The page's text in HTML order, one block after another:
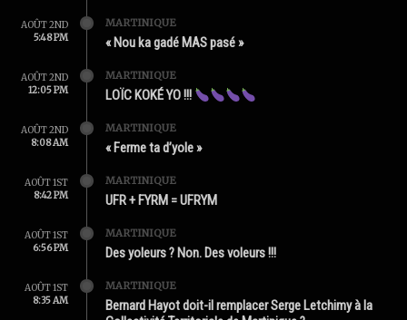
AOÛT 2ND
5:48 PM
MARTINIQUE
« Nou ka gadé MAS pasé »
AOÛT 2ND
12:05 PM
MARTINIQUE
LOÏC KOKÉ YO !!!
AOÛT 2ND
8:08 AM
MARTINIQUE
« Ferme ta d’yole »
AOÛT 1ST
8:42 PM
MARTINIQUE
UFR + FYRM = UFRYM
AOÛT 1ST
6:56 PM
MARTINIQUE
Des yoleurs ? Non. Des voleurs !!!
AOÛT 1ST
8:35 AM
MARTINIQUE
Bernard Hayot doit-il remplacer Serge Letchimy à la